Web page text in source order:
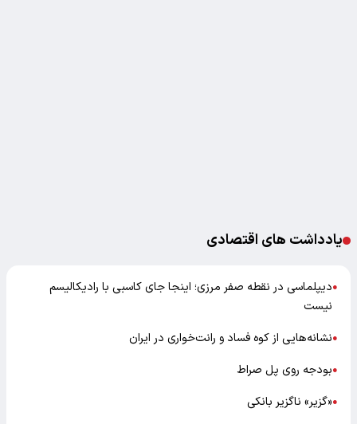
یادداشت های اقتصادی
●دیپلماسی در نقطه صفر مرزی؛ اینجا جای کاسبی با رادیکالیسم
نیست
●نشانه‌هایی از کوه فساد و رانت‌خواری در ایران
●بودجه روی پل صراط
●«گزیر» ناگزیر بانکی